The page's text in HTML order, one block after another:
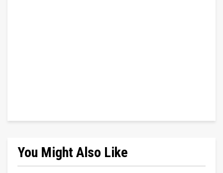
You Might Also Like